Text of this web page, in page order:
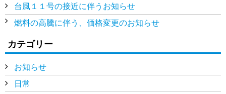
台風１１号の接近に伴うお知らせ
燃料の高騰に伴う、価格変更のお知らせ
カテゴリー
お知らせ
日常